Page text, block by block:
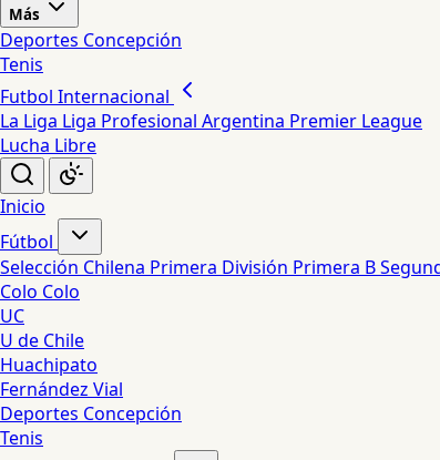
Más
Deportes Concepción
Tenis
Futbol Internacional
La Liga Liga Profesional Argentina Premier League
Lucha Libre
Inicio
Fútbol
Selección Chilena Primera División Primera B
Colo Colo
UC
U de Chile
Huachipato
Fernández Vial
Deportes Concepción
Tenis